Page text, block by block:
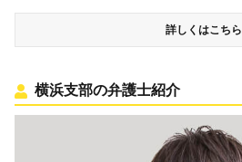
詳しくはこちら
横浜支部の弁護士紹介